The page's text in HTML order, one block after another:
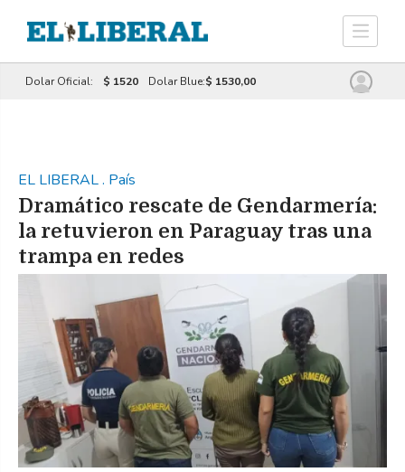
Dolar Oficial: $ 1520 Dolar Blue:$ 1530,00
EL LIBERAL. País
Dramático rescate de Gendarmería:
la retuvieron en Paraguay tras una
trampa en redes